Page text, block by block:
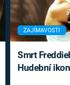
ZAJÍMAVOSTI
Smrt
Hudební